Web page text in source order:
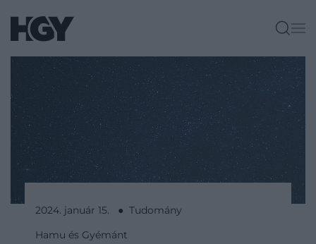
2024. január 15. ● Tudomány
Hamu és Gyémánt